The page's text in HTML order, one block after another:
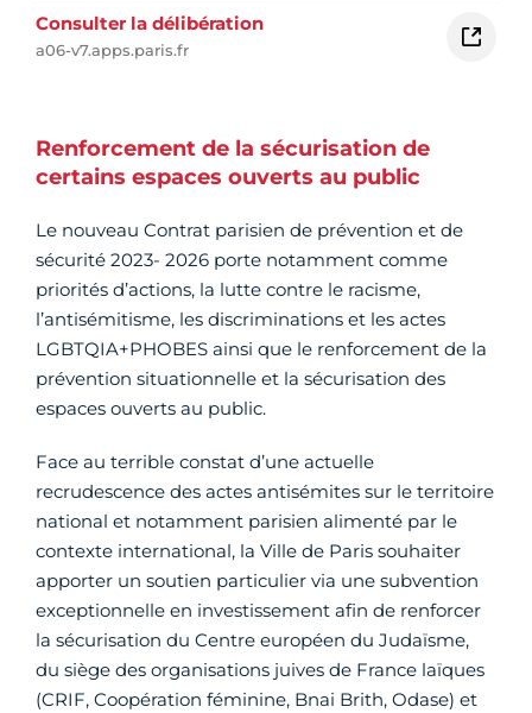
Consulter la délibération
a06-v7.apps.paris.fr
Renforcement de la sécurisation de
certains espaces ouverts au public
Le nouveau Contrat parisien de prévention et de
sécurité 2023- 2026 porte notamment comme
priorités d’actions, la lutte contre le racisme,
l’antisémitisme, les discriminations et les actes
LGBTQIA+PHOBES ainsi que le renforcement de la
prévention situationnelle et la sécurisation des
espaces ouverts au public.
Face au terrible constat d’une actuelle
recrudescence des actes antisémites sur le territoire
national et notamment parisien alimenté par le
contexte international, la Ville de Paris souhaiter
apporter un soutien particulier via une subvention
exceptionnelle en investissement afin de renforcer
la sécurisation du Centre européen du Judaïsme,
du siège des organisations juives de France laïques
(CRIF, Coopération féminine, Bnai Brith, Odase) et